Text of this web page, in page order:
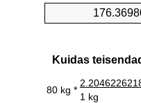
Kuidas
80 kg *
1 kg